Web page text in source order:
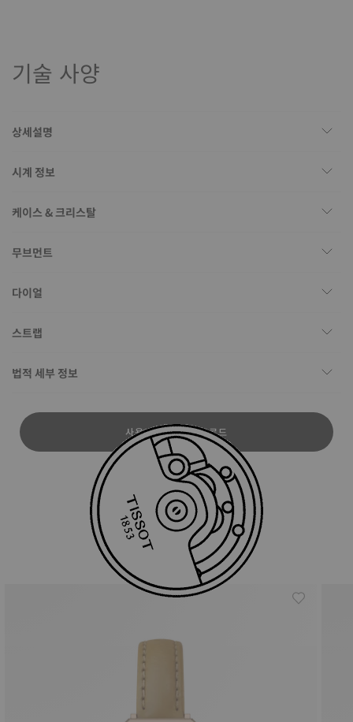
기술 사양
상세설명
시계 정보
케이스 & 크리스탈
무브먼트
다이얼
스트랩
법적 세부 정보
사용자 설명서 다운로드
비슷한 상품